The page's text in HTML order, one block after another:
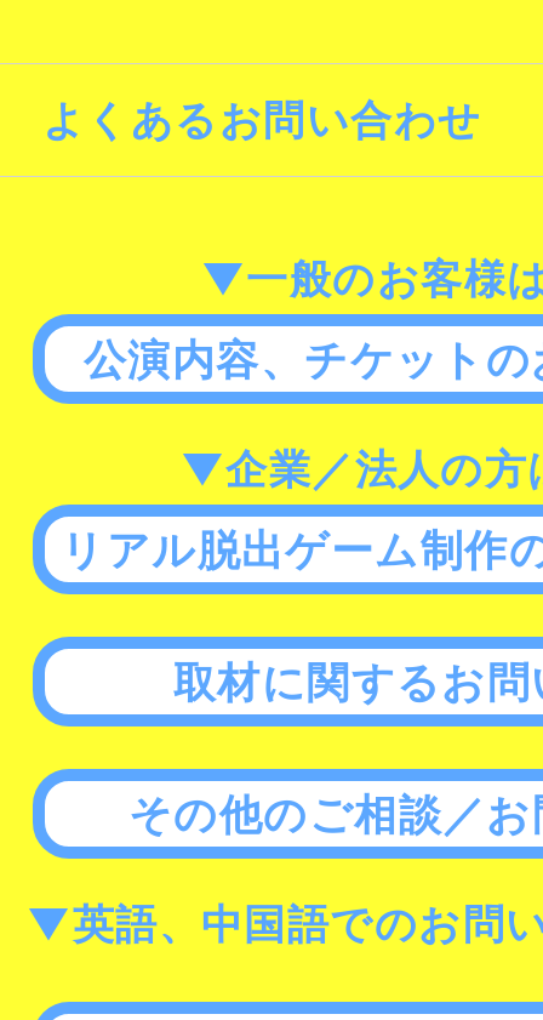
よくあるお問い合わせ
▼一般のお客様
公演内容、チケット
▼企業／法人の方
リアル脱出ゲーム制作
取材に関するお
その他のご相談／
▼英語、中国語でのお問